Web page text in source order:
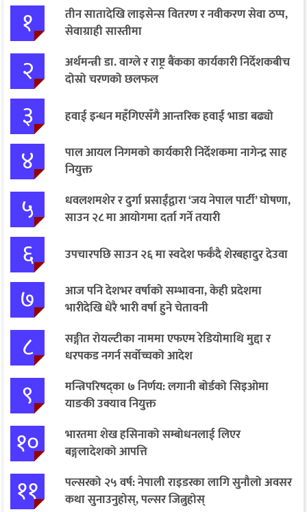
१
तीन सातादेखि लाइसेन्स वितरण र नवीकरण सेवा ठप्प,
सेवाग्राही सास्तीमा
२
अर्थमन्त्री डा. वाग्ले र राष्ट्र बैंकका कार्यकारी निर्देशकबीच
दोस्रो चरणको छलफल
३ हवाई इन्धन महँगिएसँगै आन्तरिक हवाई भाडा बढ्यो
४
पाल आयल निगमको कार्यकारी निर्देशकमा नागेन्द्र साह
नियुक्त
५
धवलशमशेर र दुर्गा प्रसाईंद्वारा ‘जय नेपाल पार्टी’ घोषणा,
साउन २८ मा आयोगमा दर्ता गर्ने तयारी
६ उपचारपछि साउन २६ मा स्वदेश फर्कँदै शेरबहादुर देउवा
७
आज पनि देशभर वर्षाको सम्भावना, केही प्रदेशमा
भारीदेखि धेरै भारी वर्षा हुने चेतावनी
८
सङ्गीत रोयल्टीका नाममा एफएम रेडियोमाथि मुद्दा र
धरपकड नगर्न सर्वोच्चको आदेश
९
मन्त्रिपरिषद्का ७ निर्णय: लगानी बोर्डको सिइओमा
याङकी उक्याव नियुक्त
१०
भारतमा शेख हसिनाको सम्बोधनलाई लिएर
बङ्गलादेशको आपत्ति
११
पल्सरको २५ वर्ष: नेपाली राइडरका लागि सुनौलो अवसर
कथा सुनाउनुहोस्, पल्सर जित्नुहोस्